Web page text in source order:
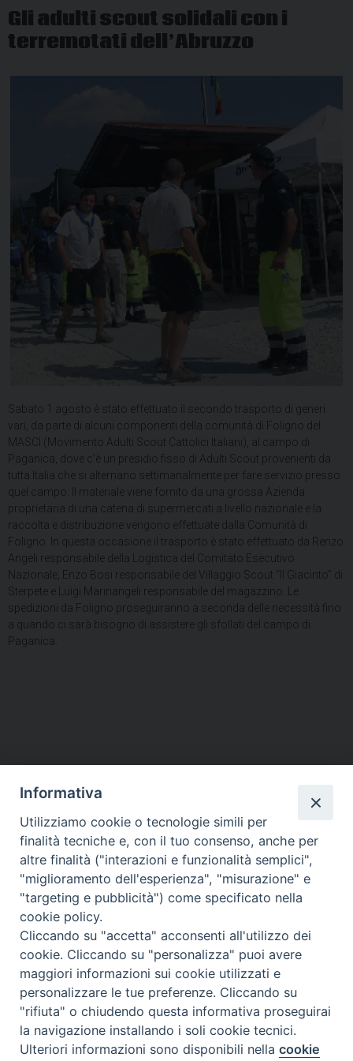
Gli adulti scout solidali con i
terremotati dell’Abruzzo
Sabato 1 agosto è stato effettuato il secondo trasporto di generi
vari, da parte di alcuni componenti della comunità di Foligno del
MASCI (Movimento Adulti Scout Cattolici Italiani), al campo di
Paganica, dove c’è un presidio fisso di Adulti Scout provenienti da
tutta Italia che si alternano settimanalmente per fare servizio presso
quel campo. Il materiale viene fornito da una grossa Azienda
proprietaria di una catena di supermercati a livello nazionale e la
raccolta e distribuzione vengono effettuate dalla Comunità di
Foligno. In questa occasione il trasporto è stato effettuato da Renzo
Angeli responsabile della Logistica del Comitato Esecutivo
Nazionale, Enzo Bosi responsabile del Villaggio Scout “Il Giacinto” di
Sterpete e Luigi Marinangeli responsabile del magazzino. Le
spedizioni da Foligno proseguiranno a seconda delle necessità fino
a quando ci sarà bisogno di assistere gli sfollati del campo di
Paganica.
HOME VESCOVO ORARI MESSE
CURIA VESCOVILE
TUTELA MINORI
UFFICI PASTORALI PERSONE
VITA CONSACRATA
DOCUMENTI
CONTATTI
Copyright © 2018 Diocesi di Foligno /Curia . Piazza Mons. Faloci 3 - 06034
tel. 0742 350473 fax 0742 349021 email: info@diocesidifoligno.it . pec:
diocesidifoligno@pec.it
Preferenze Cookie
Informativa
Utilizziamo cookie o tecnologie simili per
finalità tecniche e, con il tuo consenso, anche per
altre finalità ("interazioni e funzionalità semplici",
"miglioramento dell'esperienza", "misurazione" e
"targeting e pubblicità") come specificato nella
cookie policy.
Cliccando su "accetta" acconsenti all'utilizzo dei
cookie. Cliccando su "personalizza" puoi avere
maggiori informazioni sui cookie utilizzati e
personalizzare le tue preferenze. Cliccando su
"rifiuta" o chiudendo questa informativa proseguirai
la navigazione installando i soli cookie tecnici.
Ulteriori informazioni sono disponibili nellacookie